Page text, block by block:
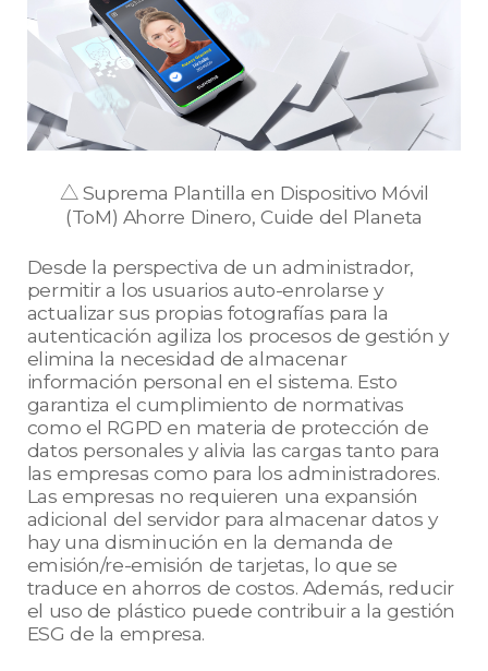
△ Suprema Plantilla en Dispositivo Móvil
(ToM) Ahorre Dinero, Cuide del Planeta
Desde la perspectiva de un administrador,
permitir a los usuarios auto-enrolarse y
actualizar sus propias fotografías para la
autenticación agiliza los procesos de gestión y
elimina la necesidad de almacenar
información personal en el sistema. Esto
garantiza el cumplimiento de normativas
como el RGPD en materia de protección de
datos personales y alivia las cargas tanto para
las empresas como para los administradores.
Las empresas no requieren una expansión
adicional del servidor para almacenar datos y
hay una disminución en la demanda de
emisión/re-emisión de tarjetas, lo que se
traduce en ahorros de costos. Además, reducir
el uso de plástico puede contribuir a la gestión
ESG de la empresa.